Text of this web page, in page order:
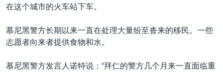
在这个城市的火车站下车。
慕尼黑警方长期以来一直在处理大量纷至沓来的移民。一些
志愿者向来者提供食物和水。
慕尼黑警方发言人诺特说：“拜仁的警方几个月来一直面临重